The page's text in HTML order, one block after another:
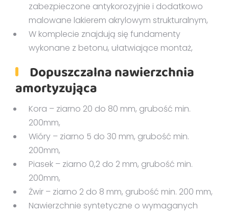
zabezpieczone antykorozyjnie i dodatkowo
malowane lakierem akrylowym strukturalnym,
W komplecie znajdują się fundamenty
wykonane z betonu, ułatwiające montaż,
Dopuszczalna nawierzchnia
amortyzująca
Kora – ziarno 20 do 80 mm, grubość min.
200mm,
Wióry – ziarno 5 do 30 mm, grubość min.
200mm,
Piasek – ziarno 0,2 do 2 mm, grubość min.
200mm,
Żwir – ziarno 2 do 8 mm, grubość min. 200 mm,
Nawierzchnie syntetyczne o wymaganych